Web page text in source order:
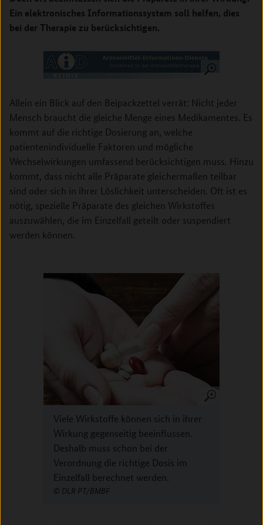
Ein elektronisches Informationssystem soll helfen, dies
bei der Therapie zu berücksichtigen.
Allein ein Blick auf den Beipackzettel verrät: Nicht jeder
Mensch braucht die gleiche Menge eines Medikamentes. Es
kommt auf die richtige Dosierung an, welche
patientenindividuelle Faktoren und mögliche
Wechselwirkungen umfassend berücksichtigen muss. Hinzu
kommt, dass nicht alle Präparate gleichermaßen teilbar
sind oder sich in ihrer Löslichkeit unterscheiden. Oft ist es
nötig, spezielle Präparate des gleichen Wirkstoffes
auszuwählen, die im Einzelfall geteilt oder suspendiert
werden können.
Viele Wirkstoffe können sich in ihrer
Wirkung gegenseitig beeinflussen.
Deshalb muss schon bei der
Verordnung die richtige Dosis im
Einzelfall berechnet werden.
DLR PT/BMBF